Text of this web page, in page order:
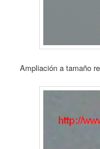
Ampliación a tamaño